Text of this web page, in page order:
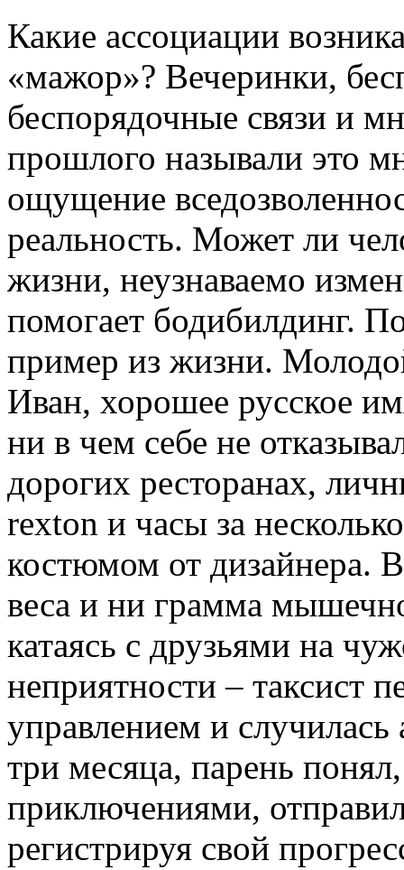
Какие ассоциации
«мажор»? Вечеринки,
беспорядочные связи и
прошлого называли это
ощущение
реальность. Может ли
жизни, неузнаваемо
помогает бодибилдинг.
пример из жизни.
Иван, хорошее русское
ни в чем себе не
дорогих ресторанах,
rexton и часы за
костюмом от дизайнера.
веса и ни грамма
катаясь с друзьями на
неприятности – таксист
управлением и
три месяца, парень
приключениями,
регистрируя свой